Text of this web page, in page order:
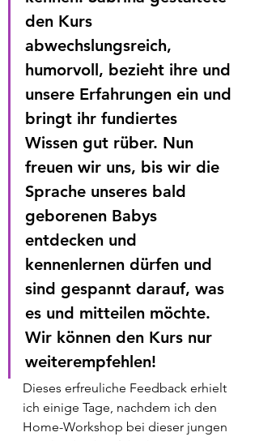
den Kurs
abwechslungsreich,
humorvoll, bezieht ihre und
unsere Erfahrungen ein und
bringt ihr fundiertes
Wissen gut rüber. Nun
freuen wir uns, bis wir die
Sprache unseres bald
geborenen Babys
entdecken und
kennenlernen dürfen und
sind gespannt darauf, was
es und mitteilen möchte.
Wir können den Kurs nur
weiterempfehlen!
Dieses erfreuliche Feedback erhielt
ich einige Tage, nachdem ich den
Home-Workshop bei dieser jungen